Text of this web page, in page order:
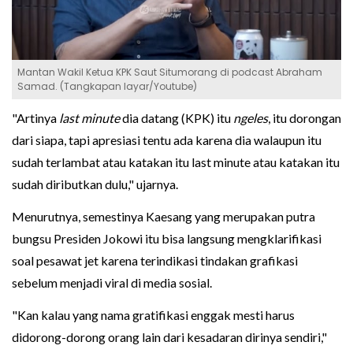
Mantan Wakil Ketua KPK Saut Situmorang di podcast Abraham
Samad. (Tangkapan layar/Youtube)
"Artinya last minutedia datang (KPK) itu ngeles, itu dorongan
dari siapa, tapi apresiasi tentu ada karena dia walaupun itu
sudah terlambat atau katakan itu last minute atau katakan itu
sudah diributkan dulu," ujarnya.
Menurutnya, semestinya Kaesang yang merupakan putra
bungsu Presiden Jokowi itu bisa langsung mengklarifikasi
soal pesawat jet karena terindikasi tindakan grafikasi
sebelum menjadi viral di media sosial.
"Kan kalau yang nama gratifikasi enggak mesti harus
didorong-dorong orang lain dari kesadaran dirinya sendiri,"